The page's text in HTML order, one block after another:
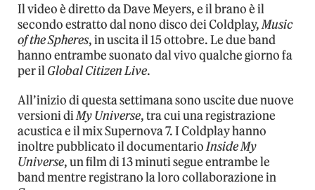
Il video è diretto da Dave Meyers, e il brano è il
secondo estratto dal nono disco dei Coldplay,Music
of the Spheres, in uscita il 15 ottobre. Le due band
hanno entrambe suonato dal vivo qualche giorno fa
per ilGlobal Citizen Live.
All’inizio di questa settimana sono uscite due nuove
versioni diMy Universe, tra cui una registrazione
acustica e il mix Supernova 7. I Coldplay hanno
inoltre pubblicato il documentarioInside My
Universe, un film di 13 minuti segue entrambe le
band mentre registrano la loro collaborazione in